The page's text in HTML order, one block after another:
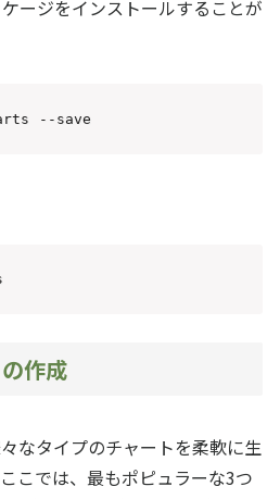
ージをインストールすることが
--save
作成
なタイプのチャートを柔軟に生
こでは、最もポピュラーな3つ